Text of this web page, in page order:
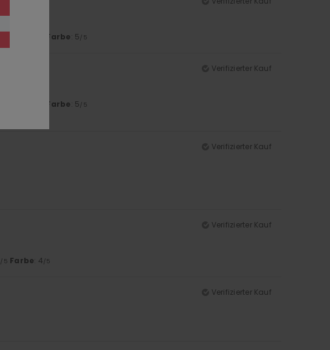
Farbe: 5/5
Verifizierter Kauf
Farbe: 5/5
Verifizierter Kauf
Verifizierter Kauf
/5 Farbe: 4/5
Verifizierter Kauf